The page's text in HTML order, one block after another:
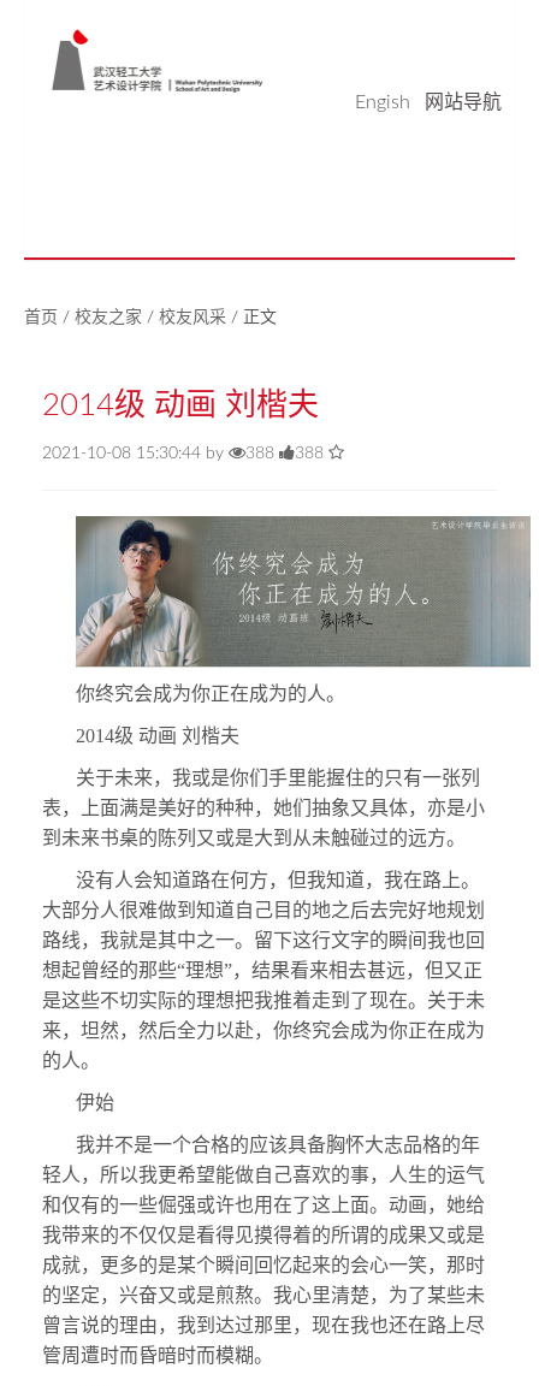
Engish
网站导航
首页 / 校友之家 / 校友风采 / 正文
2014级 动画 刘楷夫
2021-10-08 15:30:44 by 388 388
你终究会成为你正在成为的人。
2014级 动画 刘楷夫
关于未来，我或是你们手里能握住的只有一张列
表，上面满是美好的种种，她们抽象又具体，亦是小
到未来书桌的陈列又或是大到从未触碰过的远方。
没有人会知道路在何方，但我知道，我在路上。
大部分人很难做到知道自己目的地之后去完好地规划
路线，我就是其中之一。留下这行文字的瞬间我也回
想起曾经的那些“理想”，结果看来相去甚远，但又正
是这些不切实际的理想把我推着走到了现在。关于未
来，坦然，然后全力以赴，你终究会成为你正在成为
的人。
伊始
我并不是一个合格的应该具备胸怀大志品格的年
轻人，所以我更希望能做自己喜欢的事，人生的运气
和仅有的一些倔强或许也用在了这上面。动画，她给
我带来的不仅仅是看得见摸得着的所谓的成果又或是
成就，更多的是某个瞬间回忆起来的会心一笑，那时
的坚定，兴奋又或是煎熬。我心里清楚，为了某些未
曾言说的理由，我到达过那里，现在我也还在路上尽
管周遭时而昏暗时而模糊。